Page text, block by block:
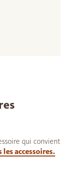
qui convient
accessoires.